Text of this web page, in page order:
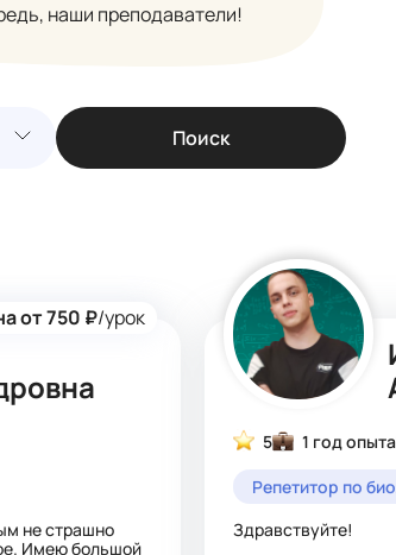
наши преподаватели!
Поиск
от 750 ₽/урок
не страшно
Имею большой
5 1 год опыта
Репетитор по
Здравствуйте!